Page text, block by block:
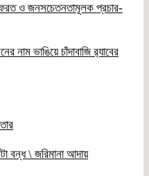
ফেরত ও জনসচেতনতামূলক প্রচার-
নাম ভাঙিয়ে চাঁদাবাজি র‌্যাবের
বন্ধ \ জরিমানা আদায়